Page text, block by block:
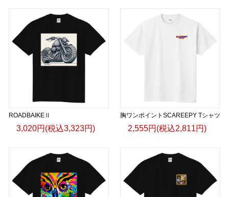
ROADBAIKEⅡ
3,020円(税込3,323円)
胸ワンポイントSCAREEPY Tシャツ
2,555円(税込2,811円)